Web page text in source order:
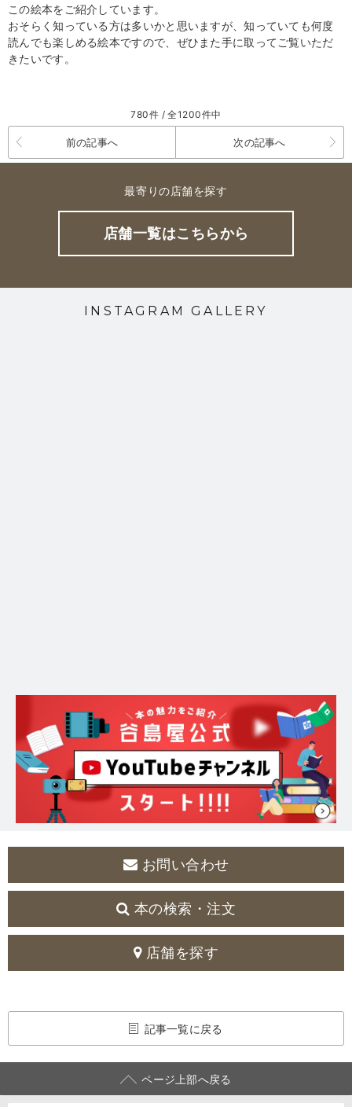
この絵本をご紹介しています。
おそらく知っている方は多いかと思いますが、知っていても何度
読んでも楽しめる絵本ですので、ぜひまた手に取ってご覧いただ
きたいです。
780件 / 全1200件中
前の記事へ 次の記事へ
最寄りの店舗を探す
店舗一覧はこちらから
INSTAGRAM GALLERY
お問い合わせ
本の検索・注文
店舗を探す
記事一覧に戻る
ページ上部へ戻る